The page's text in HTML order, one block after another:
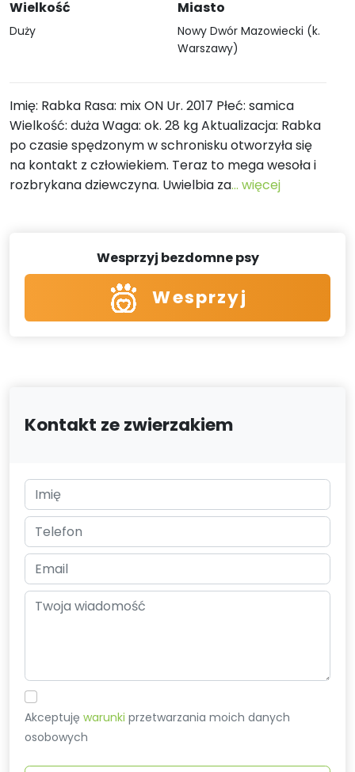
Wielkość
Duży
Miasto
Nowy Dwór Mazowiecki (k.
Warszawy)
Imię: Rabka Rasa: mix ON Ur. 2017 Płeć: samica
Wielkość: duża Waga: ok. 28 kg Aktualizacja: Rabka
po czasie spędzonym w schronisku otworzyła się
na kontakt z człowiekiem. Teraz to mega wesoła i
rozbrykana dziewczyna. Uwielbia za... więcej
Wesprzyj bezdomne psy
Wesprzyj
Kontakt ze zwierzakiem
Akceptujęwarunki przetwarzania moich danych
osobowych